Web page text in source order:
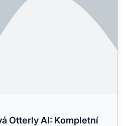
Otterly AI: Kompletní